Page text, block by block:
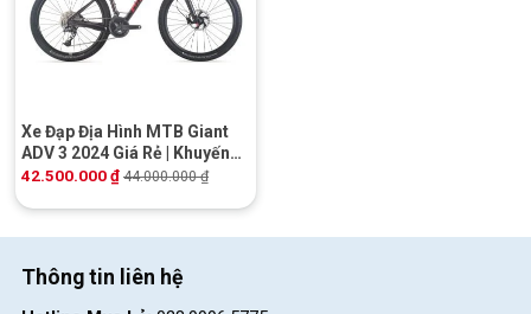
Xe Đạp Địa Hình MTB Giant
ADV 3 2024 Giá Rẻ | Khuyến
mãi Hot
42.500.000₫ 44.000.000₫
Thông tin liên hệ